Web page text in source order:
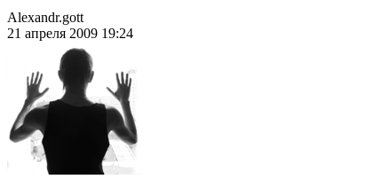
Alexandr.gott
21 апреля 2009 19:24